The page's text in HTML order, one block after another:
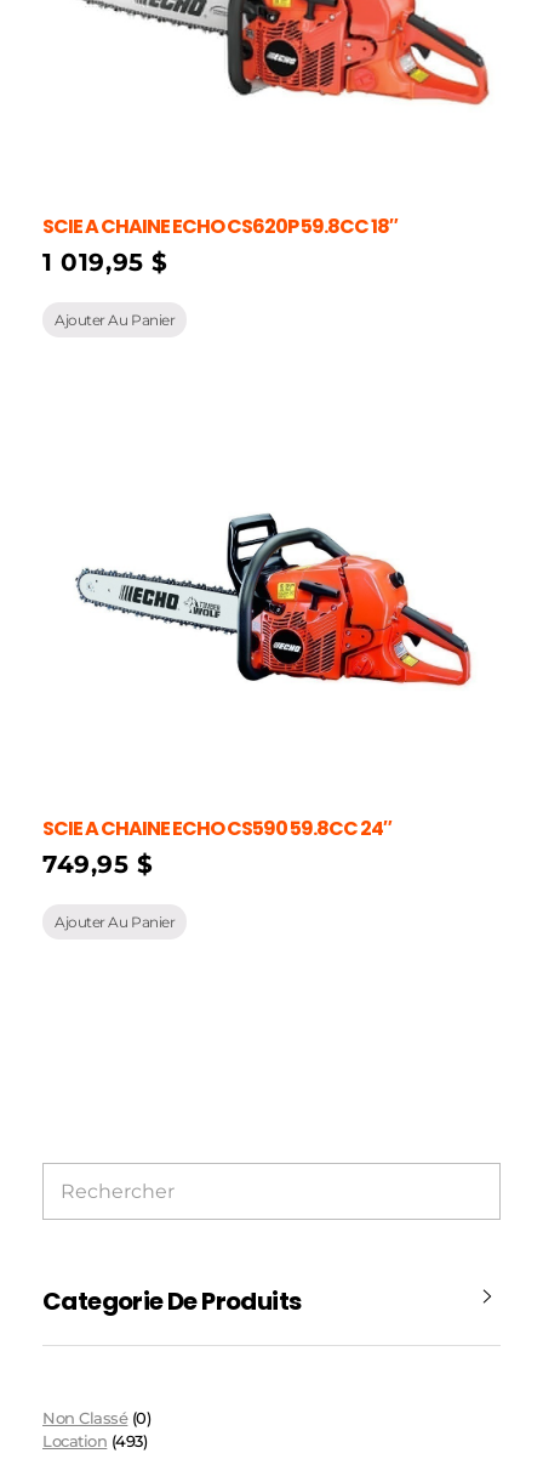
SCIE A CHAINE ECHO CS620P 59.8CC 18″
1 019,95$
Ajouter Au Panier
SCIE A CHAINE ECHO CS590 59.8CC 24″
749,95$
Ajouter Au Panier
Categorie De Produits
Non Classé (0)
Location (493)